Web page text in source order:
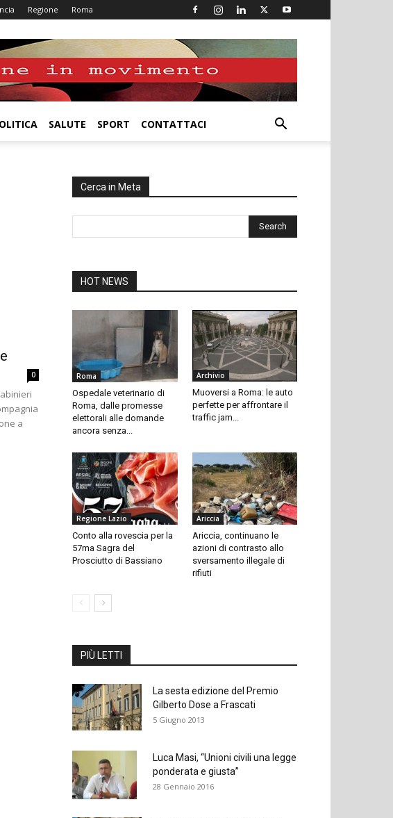
Regione Roma
SALUTE SPORT CONTATTACI
0
a
Cerca in Meta
HOT NEWS
Roma
Ospedale veterinario di
Roma, dalle promesse
elettorali alle domande
ancora senza...
Archivio
Muoversi a Roma: le auto
perfette per affrontare il
traffic jam...
Regione Lazio
Conto alla rovescia per la
57ma Sagra del
Prosciutto di Bassiano
Ariccia
Ariccia, continuano le
azioni di contrasto allo
sversamento illegale di
rifiuti
PIÙ LETTI
La sesta edizione del Premio
Gilberto Dose a Frascati
5 Giugno 2013
Luca Masi, “Unioni civili una legge
ponderata e giusta”
28 Gennaio 2016